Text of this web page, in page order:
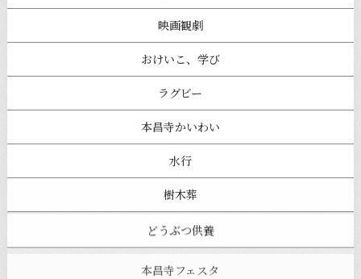
映画観劇
おけいこ、学び
ラグビー
本昌寺かいわい
水行
樹木葬
どうぶつ供養
本昌寺フェスタ